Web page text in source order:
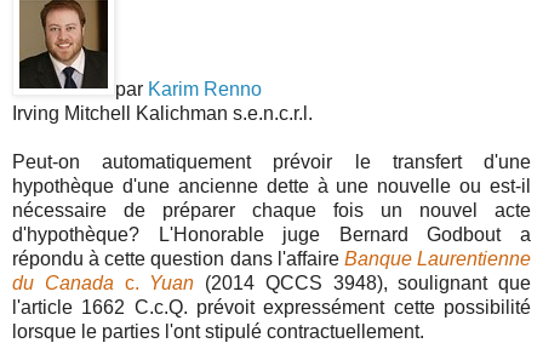
par Karim Renno
Irving Mitchell Kalichman s.e.n.c.r.l.
Peut-on automatiquement prévoir le transfert d'une
hypothèque d'une ancienne dette à une nouvelle ou est-il
nécessaire de préparer chaque fois un nouvel acte
d'hypothèque? L'Honorable juge Bernard Godbout a
répondu à cette question dans l'affaire Banque Laurentienne
du Canada c. Yuan (2014 QCCS 3948), soulignant que
l'article 1662 C.c.Q. prévoit expressément cette possibilité
lorsque le parties l'ont stipulé contractuellement.